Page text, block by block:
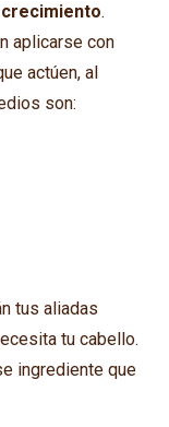
crecimiento.
aplicarse con
actúen, al
son:
tus aliadas
tu cabello.
ingrediente que